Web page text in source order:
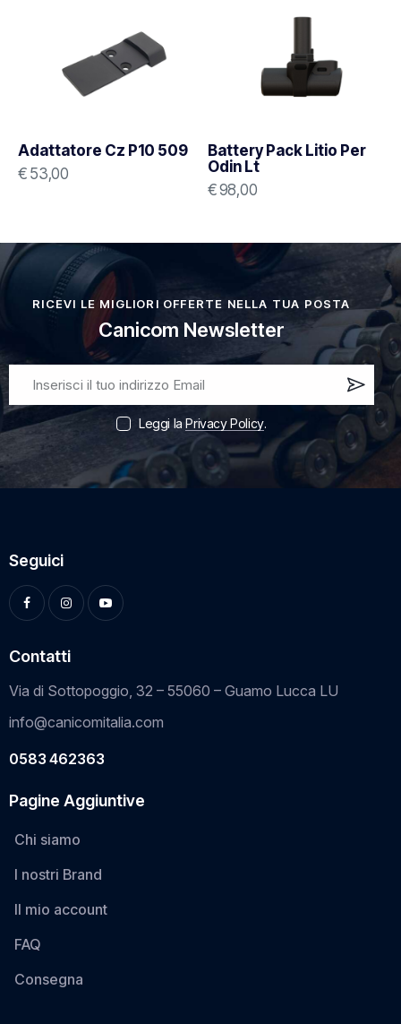
Adattatore Cz P10 509
€ 53,00
Battery Pack Litio Per
Odin Lt
€98,00
RICEVI LE MIGLIORI OFFERTE NELLA TUA POSTA
Canicom Newsletter
Iscri
vi
ora!
Leggi laPrivacy Policy.
Seguici
Contatti
Via di Sottopoggio, 32 – 55060 – Guamo Lucca LU
info@canicomitalia.com
0583 462363
Pagine Aggiuntive
Chi siamo
I nostri Brand
Il mio account
FAQ
Consegna